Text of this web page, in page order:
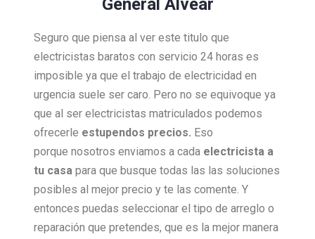
General Alvear
Seguro que piensa al ver este titulo que
electricistas baratos con servicio 24 horas es
imposible ya que el trabajo de electricidad en
urgencia suele ser caro. Pero no se equivoque ya
que al ser electricistas matriculados podemos
ofrecerle estupendos precios. Eso
porque nosotros enviamos a cada electricista a
tu casa para que busque todas las las soluciones
posibles al mejor precio y te las comente. Y
entonces puedas seleccionar el tipo de arreglo o
reparación que pretendes, que es la mejor manera